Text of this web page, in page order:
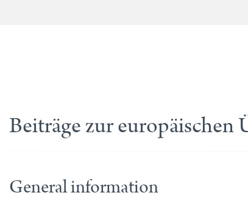
Beiträge zur europäischen
General information